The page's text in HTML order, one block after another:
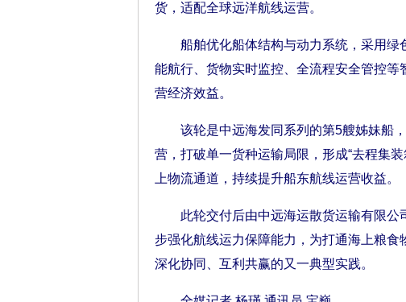
货，适配全球远洋航线运营。
船舶优化船体结构与动力系统，采用绿
能航行、货物实时监控、全流程安全管控
营经济效益。
该轮是中远海发同系列的第5艘姊妹船，
营，打破单一货种运输局限，形成“去程集
上物流通道，持续提升船东航线运营收益。
此轮交付后由中远海运散货运输有限公
步强化航线运力保障能力，为打通海上粮
深化协同、互利共赢的又一典型实践。